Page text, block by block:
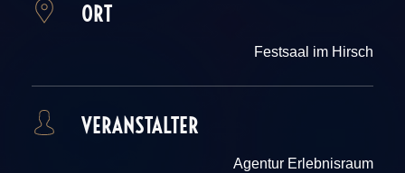
ORT
Festsaal im Hirsch
VERANSTALTER
Agentur Erlebnisraum